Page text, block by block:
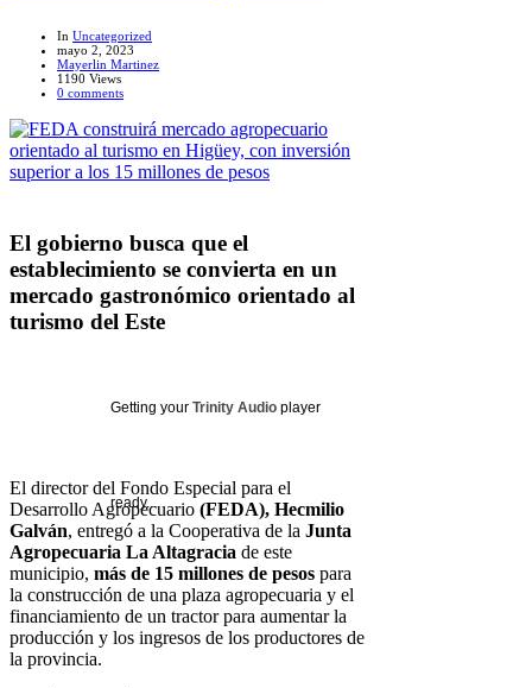
In Uncategorized
mayo 2, 2023
Mayerlin Martinez
1190 Views
0 comments
El gobierno busca que el
establecimiento se convierta en un
mercado gastronómico orientado al
turismo del Este
Getting your Trinity Audio player
ready...
El director del Fondo Especial para el
Desarrollo Agropecuario (FEDA), Hecmilio
Galván, entregó a la Cooperativa de la Junta
Agropecuaria La Altagracia de este
municipio, más de 15 millones de pesos para
la construcción de una plaza agropecuaria y el
financiamiento de un tractor para aumentar la
producción y los ingresos de los productores de
la provincia.